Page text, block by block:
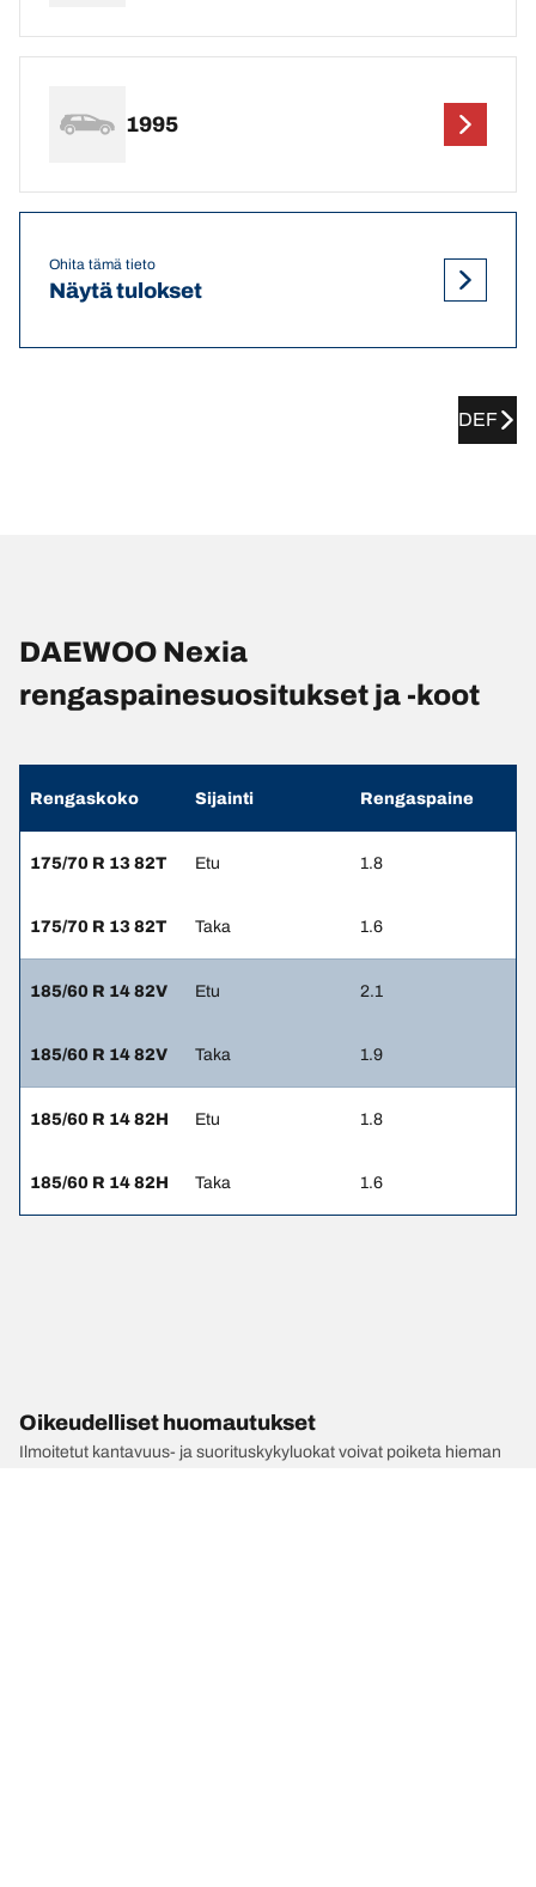
1995
Ohita tämä tieto
Näytä tulokset
DEF
DAEWOO Nexia
rengaspainesuositukset ja -koot
Rengaskoko Sijainti Rengaspaine
175/70 R 13 82T Etu 1.8
175/70 R 13 82T Taka 1.6
185/60 R 14 82V Etu 2.1
185/60 R 14 82V Taka 1.9
185/60 R 14 82H Etu 1.8
185/60 R 14 82H Taka 1.6
Oikeudelliset huomautukset
Ilmoitetut kantavuus- ja suorituskykyluokat voivat poiketa hieman